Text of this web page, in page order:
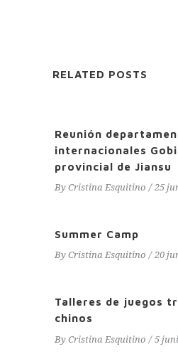
RELATED POSTS
Reunión
internacionales
provincial de Jiansu
By Cristina Esquitino 25
Summer Camp
By Cristina Esquitino 20
Talleres de juegos
chinos
By Cristina Esquitino 5